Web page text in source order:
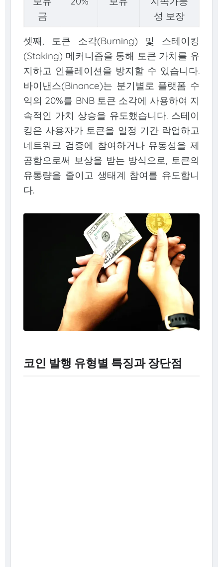
금
성 보장
셋째, 토큰 소각(Burning) 및 스테이킹
(Staking) 메커니즘을 통해 토큰 가치를 유
지하고 인플레이션을 방지할 수 있습니다.
바이낸스(Binance)는 분기별로 플랫폼 수
익의 20%를 BNB 토큰 소각에 사용하여 지
속적인 가치 상승을 유도했습니다. 스테이
킹은 사용자가 토큰을 일정 기간 락업하고
네트워크 검증에 참여하거나 유동성을 제
공함으로써 보상을 받는 방식으로, 토큰의
유통량을 줄이고 생태계 참여를 유도합니
다.
코인 발행 유형별 특징과 장단점